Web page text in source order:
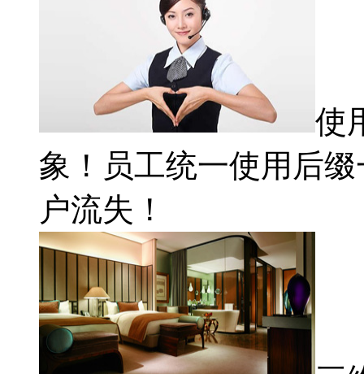
使
象！员工统一使用后
户流失！